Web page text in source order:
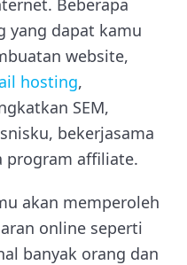
yang dapat kamu
website,
hosting,
SEM,
bekerjasama
program affiliate.
akan memperoleh
online seperti
banyak orang dan